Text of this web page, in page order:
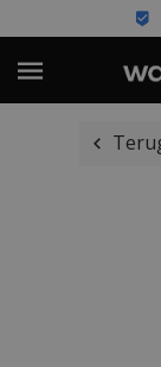
Betaal achteraf